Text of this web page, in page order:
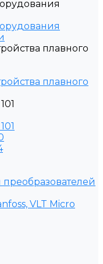
плавного
плавного
преобразователей
VLT Micro